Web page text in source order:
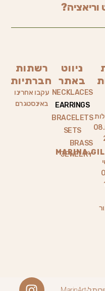
וריאציה?
ניווט
באתר
NECKLACES
EARRINGS
BRACELETS
SETS
BRASS
JEWELRY
רשתות
חברתיות
עקבו אחרינו
באינסטגרם
I
W